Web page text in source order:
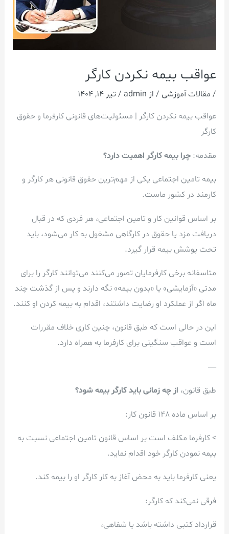
عواقب بیمه نکردن کارگر
/ مقالات آموزشی / از admin
/ تیر 14, 1404
عواقب بیمه نکردن کارگر | مسئولیت‌های قانونی کارفرما و حقوق
کارگر
مقدمه:چرا بیمه کارگر اهمیت دارد؟
بیمه تامین اجتماعی یکی از مهم‌ترین حقوق قانونی هر کارگر و
کارمند در کشور ماست.
بر اساس قوانین کار و تامین اجتماعی، هر فردی که در قبال
دریافت مزد یا حقوق در کارگاهی مشغول به کار می‌شود، باید
تحت پوشش بیمه قرار گیرد.
متاسفانه برخی کارفرمایان تصور می‌کنند می‌توانند کارگر را برای
مدتی «آزمایشی» یا «بدون بیمه» نگه دارند و پس از گذشت چند
ماه اگر از عملکرد او رضایت داشتند، اقدام به بیمه کردن او کنند.
این در حالی است که طبق قانون، چنین کاری خلاف مقررات
است و عواقب سنگینی برای کارفرما به همراه دارد.
—
طبق قانون، از چه زمانی باید کارگر بیمه شود؟
بر اساس ماده 148 قانون کار:
> کارفرما مکلف است بر اساس قانون تامین اجتماعی نسبت به
بیمه نمودن کارگر خود اقدام نماید.
یعنی کارفرما باید به محض آغاز به کار کارگر او را بیمه کند.
فرقی نمی‌کند که کارگر:
قرارداد کتبی داشته باشد یا شفاهی،